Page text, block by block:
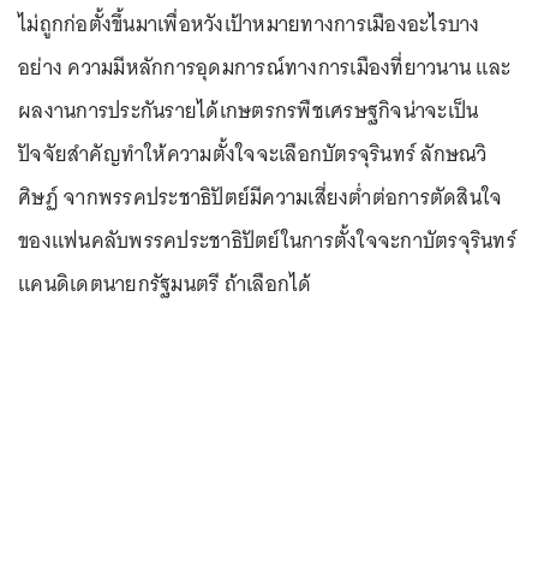
ไม่ถูกก่อตั้งขึ้นมาเพื่อหวังเป้าหมายทางการเมืองอะไรบาง
อย่าง ความมีหลักการอุดมการณ์ทางการเมืองที่ยาวนาน และ
ผลงานการประกันรายได้เกษตรกรพืชเศรษฐกิจน่าจะเป็น
ปัจจัยสำคัญทำให้ความตั้งใจจะเลือกบัตรจุรินทร์ ลักษณวิ
ศิษฏ์ จากพรรคประชาธิปัตย์มีความเสี่ยงต่ำต่อการตัดสินใจ
ของแฟนคลับพรรคประชาธิปัตย์ในการตั้งใจจะกาบัตรจุรินทร์
แคนดิเดตนายกรัฐมนตรี ถ้าเลือกได้